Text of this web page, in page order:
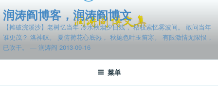
至
容
润涛阎博客，润涛阎博文
【摊破浣溪沙】老树忆当年 冷水秋烟夕日残， 枯枝索忆雾波间。 敢问当年
谁更茂？ 洛神叹。 夏俯荷花心底热， 秋抛色叶玉笛寒。 有限激情无限恨，
已吹干。 — 润涛阎 2013-09-16
菜单